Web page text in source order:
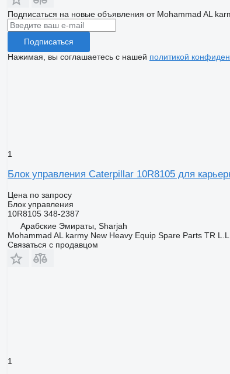
Подписаться на новые объявления от Mohammad AL
Подписаться
Нажимая, вы соглашаетесь с нашей политикой
1
Блок управления Caterpillar 10R8105 для
Цена по запросу
Блок управления
10R8105 348-2387
Арабские Эмираты, Sharjah
Mohammad AL karmy New Heavy Equip Spare Parts TR
Связаться с продавцом
1